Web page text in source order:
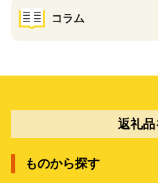
コラム
返礼
ものから探す